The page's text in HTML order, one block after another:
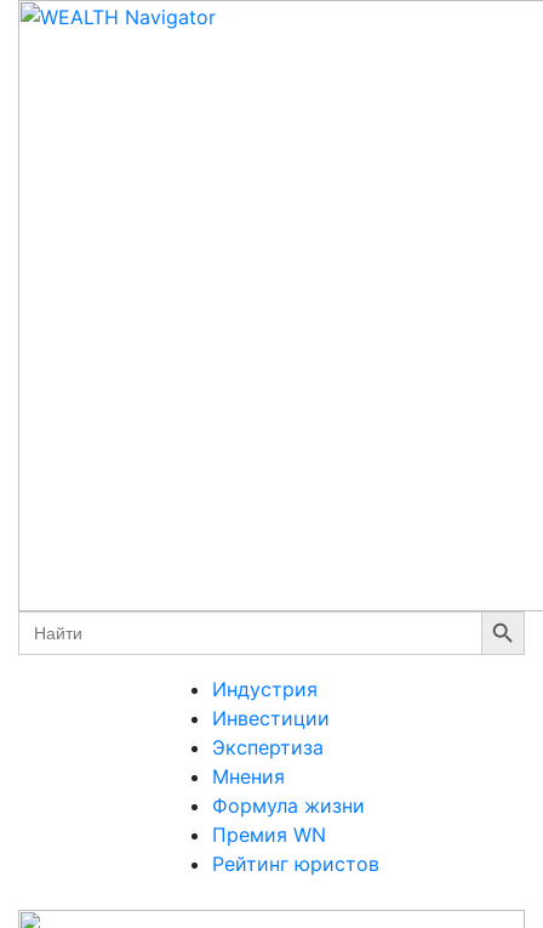
Search
for:
Search Button
Индустрия
Инвестиции
Экспертиза
Мнения
Формула жизни
Премия WN
Рейтинг юристов